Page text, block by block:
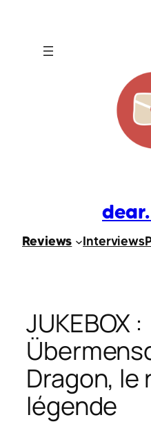
contenu
Reviews Interviews
JUKEBOX :
Dragon, le
légende